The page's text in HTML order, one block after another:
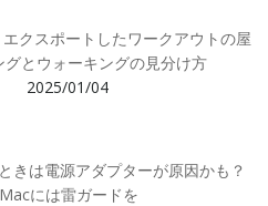
エクスポートしたワークアウトの屋
グとウォーキングの見分け方
2025/01/04
きは電源アダプターが原因かも？
には雷ガードを